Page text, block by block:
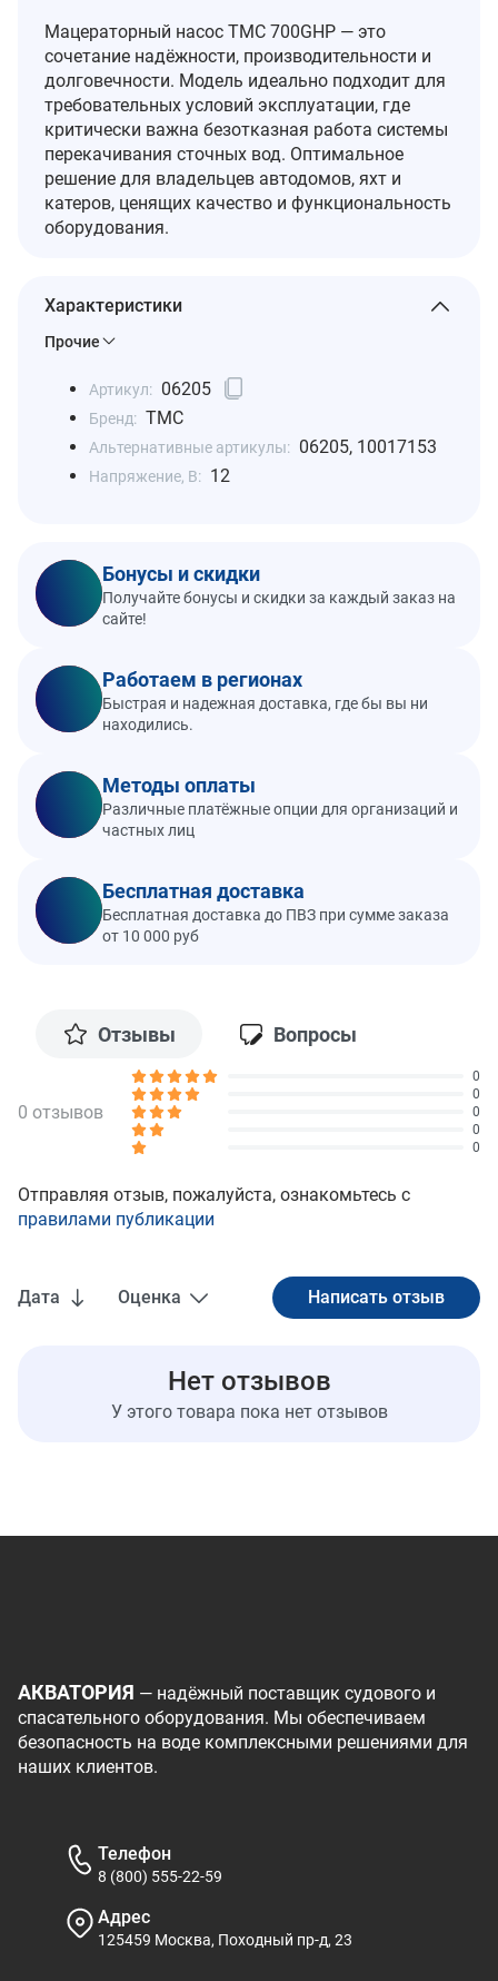
Мацераторный насос TMC 700GHP — это
сочетание надёжности, производительности и
долговечности. Модель идеально подходит для
требовательных условий эксплуатации, где
критически важна безотказная работа системы
перекачивания сточных вод. Оптимальное
решение для владельцев автодомов, яхт и
катеров, ценящих качество и функциональность
оборудования.
Характеристики
Прочие
Артикул: 06205
Бренд: TMC
Альтернативные артикулы: 06205, 10017153
Напряжение, В: 12
Бонусы и скидки
Получайте бонусы и скидки за каждый заказ на
сайте!
Работаем в регионах
Быстрая и надежная доставка, где бы вы ни
находились.
Методы оплаты
Различные платёжные опции для организаций и
частных лиц
Бесплатная доставка
Бесплатная доставка до ПВЗ при сумме заказа
от 10 000 руб
Отзывы Вопросы
Дата Оценка
Нет отзывов
У этого товара пока нет отзывов
0 отзывов
0
0
0
0
0
Отправляя отзыв, пожалуйста, ознакомьтесь с
правилами публикации
АКВАТОРИЯ — надёжный поставщик судового и
спасательного оборудования. Мы обеспечиваем
безопасность на воде комплексными решениями для
наших клиентов.
Телефон
8 (800) 555-22-59
Адрес
125459 Москва, Походный пр-д, 23